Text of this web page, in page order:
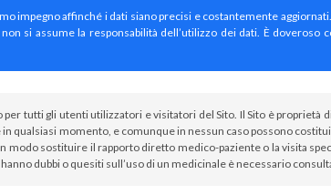
impegno affinché i dati siano precisi e costantemente
si assume la responsabilità dell’utilizzo dei dati. È doveroso
per tutti gli utenti utilizzatori e visitatori del Sito. Il Sito è proprietà
momento, e comunque in nessun caso possono
sostituire il rapporto diretto medico-paziente o la visita
dubbi o quesiti sull’uso di un medicinale è necessario